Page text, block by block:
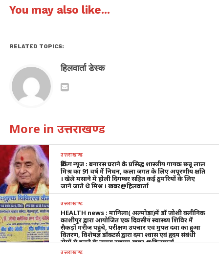
You may also like...
RELATED TOPICS:
हिलवार्ता डेस्क
More in उत्तराखण्ड
उत्तराखण्ड
ब्रेकिंग न्यूज : बनारस घराने के प्रसिद्ध शास्त्रीय गायक छन्नू लाल
मिश्र का 91 वर्ष में निधन, कला जगत के लिए अपूरणीय क्षति
। खेले मसाने में होली दिगम्बर सहित कई ठुमरियों के लिए
जाने जाते थे मिश्र । खबर@हिलवार्ता
उत्तराखण्ड
HEALTH news : मानिला( अल्मोड़ा)में डॉ जोशी क्लीनिक
काशीपुर द्वारा आयोजित एक दिवसीय स्वास्थ्य शिविर में
सैकड़ों मरीज पहुंचे, परीक्षण उपचार एवं मुफ्त दवा का हुआ
वितरण, विशेषज्ञ डॉक्टर्स द्वारा दमा श्वास एवं हृदय संबंधी
रोगों से बचने के उपाय सुझाए,खबर @हिलवार्ता
उत्तराखण्ड